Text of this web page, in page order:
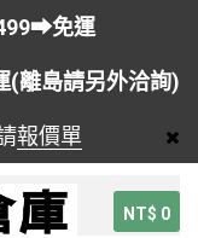
免運
(離島請另外洽詢)
報價單
NT$ 0